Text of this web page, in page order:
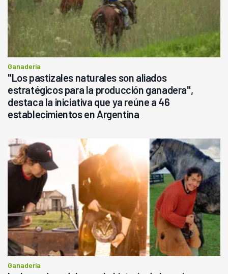
Ganadería
"Los pastizales naturales son aliados
estratégicos para la producción ganadera",
destaca la iniciativa que ya reúne a 46
establecimientos en Argentina
Ganadería